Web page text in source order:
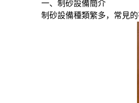
一、制砂設備簡介
制砂設備種類繁多，常見